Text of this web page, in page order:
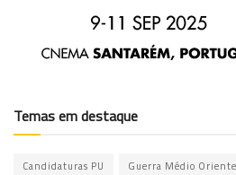
Temas em destaque
Candidaturas PU Guerra Médio Oriente